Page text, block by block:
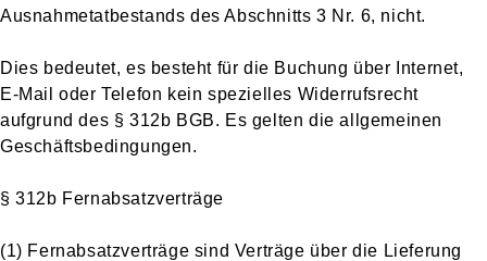
Ausnahmetatbestands des Abschnitts 3 Nr. 6, nicht.
Dies bedeutet, es besteht für die Buchung über Internet,
E-Mail oder Telefon kein spezielles Widerrufsrecht
aufgrund des § 312b BGB. Es gelten die allgemeinen
Geschäftsbedingungen.
§ 312b Fernabsatzverträge
(1) Fernabsatzverträge sind Verträge über die Lieferung